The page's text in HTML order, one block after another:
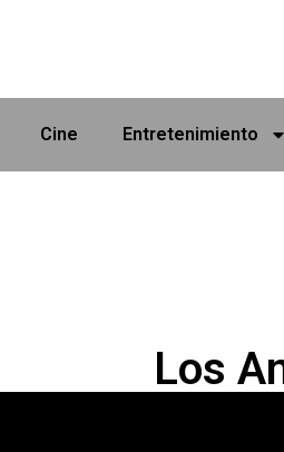
Cine Entretenimiento
Los